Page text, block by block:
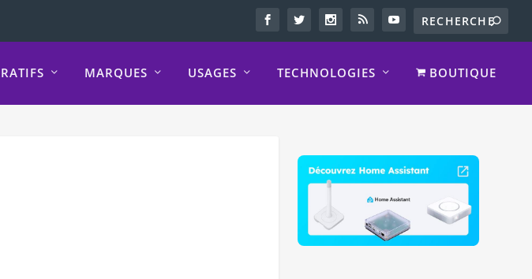
MARQUES USAGES TECHNOLOGIES BOUTIQUE